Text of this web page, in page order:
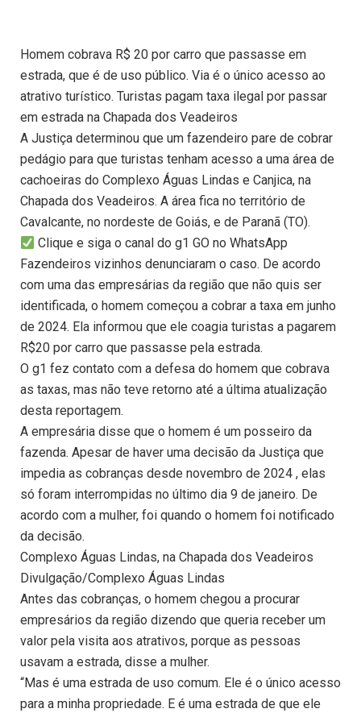
Homem cobrava R$ 20 por carro que passasse em
estrada, que é de uso público. Via é o único acesso ao
atrativo turístico. Turistas pagam taxa ilegal por passar
em estrada na Chapada dos Veadeiros
A Justiça determinou que um fazendeiro pare de cobrar
pedágio para que turistas tenham acesso a uma área de
cachoeiras do Complexo Águas Lindas e Canjica, na
Chapada dos Veadeiros. A área fica no território de
Cavalcante, no nordeste de Goiás, e de Paranã (TO).
Clique e siga o canal do g1 GO no WhatsApp
Fazendeiros vizinhos denunciaram o caso. De acordo
com uma das empresárias da região que não quis ser
identificada, o homem começou a cobrar a taxa em junho
de 2024. Ela informou que ele coagia turistas a pagarem
R$20 por carro que passasse pela estrada.
O g1 fez contato com a defesa do homem que cobrava
as taxas, mas não teve retorno até a última atualização
desta reportagem.
A empresária disse que o homem é um posseiro da
fazenda. Apesar de haver uma decisão da Justiça que
impedia as cobranças desde novembro de 2024 , elas
só foram interrompidas no último dia 9 de janeiro. De
acordo com a mulher, foi quando o homem foi notificado
da decisão.
Complexo Águas Lindas, na Chapada dos Veadeiros
Divulgação/Complexo Águas Lindas
Antes das cobranças, o homem chegou a procurar
empresários da região dizendo que queria receber um
valor pela visita aos atrativos, porque as pessoas
usavam a estrada, disse a mulher.
“Mas é uma estrada de uso comum. Ele é o único acesso
para a minha propriedade. E é uma estrada de que ele